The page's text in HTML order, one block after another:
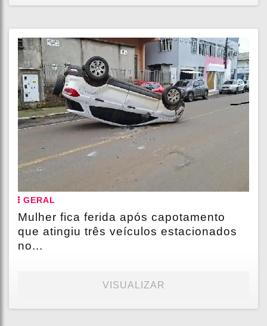
GERAL
Mulher fica ferida após capotamento
que atingiu três veículos estacionados
no...
VISUALIZAR